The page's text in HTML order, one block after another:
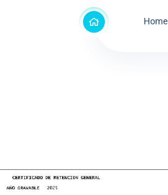
Home